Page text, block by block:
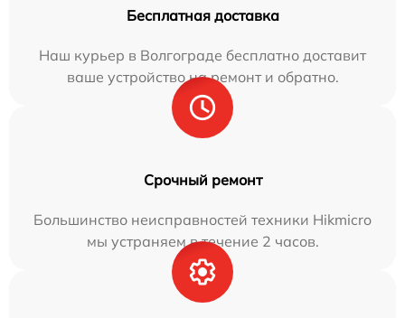
Бесплатная доставка
Наш курьер в Волгограде бесплатно доставит
ваше устройство на ремонт и обратно.
Срочный ремонт
Большинство неисправностей техники Hikmicro
мы устраняем в течение 2 часов.